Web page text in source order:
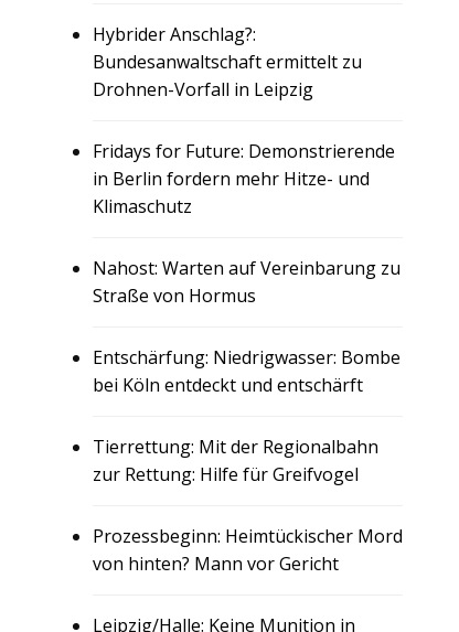
Hybrider Anschlag?:
Bundesanwaltschaft ermittelt zu
Drohnen-Vorfall in Leipzig
Fridays for Future: Demonstrierende
in Berlin fordern mehr Hitze- und
Klimaschutz
Nahost: Warten auf Vereinbarung zu
Straße von Hormus
Entschärfung: Niedrigwasser: Bombe
bei Köln entdeckt und entschärft
Tierrettung: Mit der Regionalbahn
zur Rettung: Hilfe für Greifvogel
Prozessbeginn: Heimtückischer Mord
von hinten? Mann vor Gericht
Leipzig/Halle: Keine Munition in